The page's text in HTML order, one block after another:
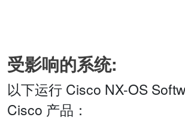
受影响的系统:
以下运行 Cisco NX-OS
Cisco 产品：